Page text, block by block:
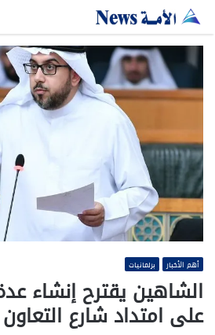
أهم الأخبار برلمانيات
الشاهين يقترح إنشاء
على امتداد شارع التعاون